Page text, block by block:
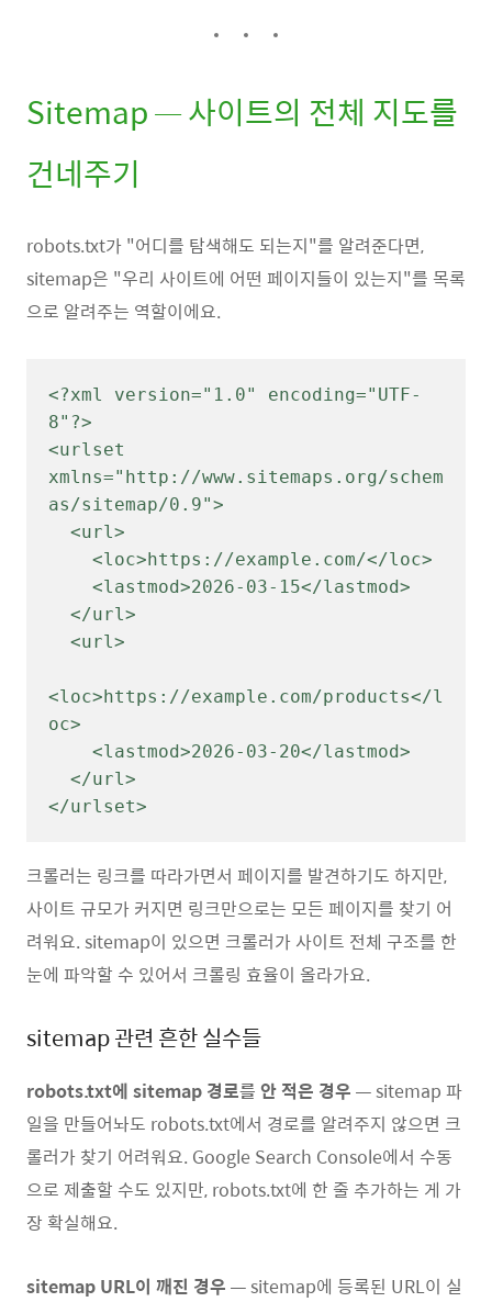
Sitemap — 사이트의 전체 지도를
건네주기
robots.txt가 "어디를 탐색해도 되는지"를 알려준다면,
sitemap은 "우리 사이트에 어떤 페이지들이 있는지"를 목록
으로 알려주는 역할이에요.
<?xml version="1.0" encoding="UTF-
8"?>
<urlset
xmlns="http://www.sitemaps.org/schem
as/sitemap/0.9">
<loc>https://example.com/products</l
oc>
</urlset>
크롤러는 링크를 따라가면서 페이지를 발견하기도 하지만,
사이트 규모가 커지면 링크만으로는 모든 페이지를 찾기 어
려워요. sitemap이 있으면 크롤러가 사이트 전체 구조를 한
눈에 파악할 수 있어서 크롤링 효율이 올라가요.
sitemap 관련 흔한 실수들
robots.txt에 sitemap 경로를 안 적은 경우 — sitemap 파
일을 만들어놔도 robots.txt에서 경로를 알려주지 않으면 크
롤러가 찾기 어려워요. Google Search Console에서 수동
으로 제출할 수도 있지만, robots.txt에 한 줄 추가하는 게 가
장 확실해요.
sitemap URL이 깨진 경우 — sitemap에 등록된 URL이 실